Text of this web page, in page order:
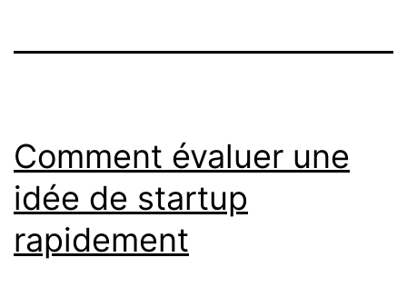
Comment évaluer une
idée de startup
rapidement